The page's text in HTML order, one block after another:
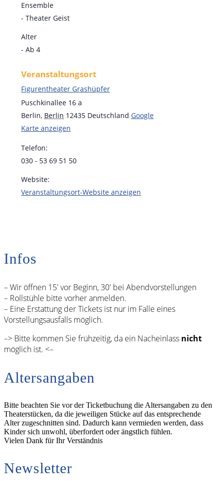
Veranstaltungsort
Figurentheater Grashüpfer
Puschkinallee 16 a
Berlin, Berlin 12435 Deutschland Google
Karte anzeigen
Telefon:
030 - 53 69 51 50
Website:
Veranstaltungsort-Website anzeigen
Ensemble
- Theater Geist
Alter
- Ab 4
Infos
– Wir öffnen 15′ vor Beginn, 30′ bei Abendvorstellungen
– Rollstühle bitte vorher anmelden.
– Eine Erstattung der Tickets ist nur im Falle eines
Vorstellungsausfalls möglich.
–> Bitte kommen Sie frühzeitig, da ein Nacheinlass nicht
möglich ist. <–
Altersangaben
Bitte beachten Sie vor der Ticketbuchung die Altersangaben zu den
Theaterstücken, da die jeweiligen Stücke auf das entsprechende
Alter zugeschnitten sind. Dadurch kann vermieden werden, dass
Kinder sich unwohl, überfordert oder ängstlich fühlen.
Vielen Dank für Ihr Verständnis
Newsletter